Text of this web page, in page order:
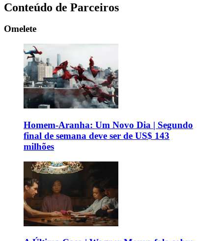
Conteúdo de Parceiros
Omelete
Homem-Aranha: Um Novo Dia | Segundo
final de semana deve ser de US$ 143
milhões